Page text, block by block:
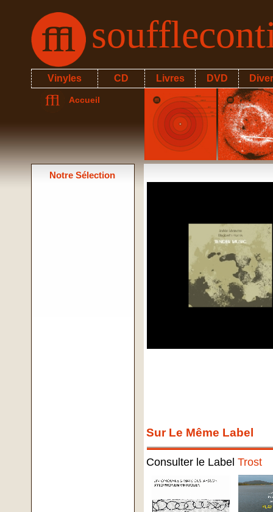
Vinyles CD Livres DVD
Accueil
Notre Sélection
Sur Le Même Label
Consulter le LabelTrost